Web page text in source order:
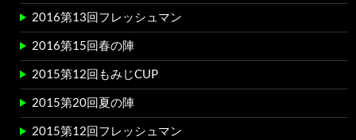
2016第13回フレッシュマン
2016第15回春の陣
2015第12回もみじCUP
2015第20回夏の陣
2015第12回フレッシュマン